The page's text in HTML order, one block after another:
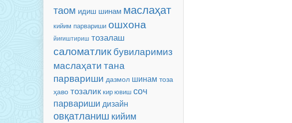
таом идиш шинам маслаҳат
кийим парвариши ошхона
йиғиштириш тозалаш
саломатликбувиларимиз
маслаҳатитана
парвариши дазмол шинам тоза
ҳаво тозалик кир ювиш соч
парвариши дизайн
овқатланиш кийим